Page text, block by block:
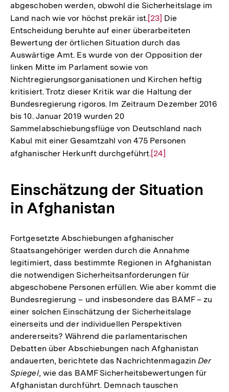
abgeschoben werden, obwohl die Sicherheitslage im
Land nach wie vor höchst prekär ist.Zur
Auflösung
der
Fußnote
[23] Die
Entscheidung beruhte auf einer überarbeiteten
Bewertung der örtlichen Situation durch das
Auswärtige Amt. Es wurde von der Opposition der
linken Mitte im Parlament sowie von
Nichtregierungsorganisationen und Kirchen heftig
kritisiert. Trotz dieser Kritik war die Haltung der
Bundesregierung rigoros. Im Zeitraum Dezember 2016
bis 10. Januar 2019 wurden 20
Sammelabschiebungsflüge von Deutschland nach
Kabul mit einer Gesamtzahl von 475 Personen
afghanischer Herkunft durchgeführt.Zur
Fußnote
[24]
Einschätzung der Situation
in Afghanistan
Fortgesetzte Abschiebungen afghanischer
Staatsangehöriger werden durch die Annahme
legitimiert, dass bestimmte Regionen in Afghanistan
die notwendigen Sicherheitsanforderungen für
abgeschobene Personen erfüllen. Wie aber kommt die
Bundesregierung – und insbesondere das BAMF – zu
einer solchen Einschätzung der Sicherheitslage
einerseits und der individuellen Perspektiven
andererseits? Während die parlamentarischen
Debatten über Abschiebungen nach Afghanistan
andauerten, berichtete das NachrichtenmagazinDer
Spiegel, wie das BAMF Sicherheitsbewertungen für
Afghanistan durchführt. Demnach tauschen